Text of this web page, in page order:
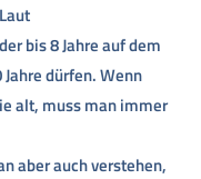
bis 8 Jahre auf dem
dürfen. Wenn
alt, muss man immer
aber auch verstehen,